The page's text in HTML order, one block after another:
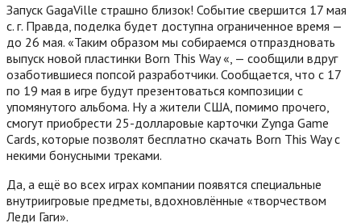
Запуск GagaVille страшно близок! Событие свершится 17 мая
с. г. Правда, поделка будет доступна ограниченное время —
до 26 мая. «Таким образом мы собираемся отпраздновать
выпуск новой пластинки Born This Way «, — сообщили вдруг
озаботившиеся попсой разработчики. Сообщается, что с 17
по 19 мая в игре будут презентоваться композиции с
упомянутого альбома. Ну а жители США, помимо прочего,
смогут приобрести 25-долларовые карточки Zynga Game
Cards, которые позволят бесплатно скачать Born This Way с
некими бонусными треками.
Да, а ещё во всех играх компании появятся специальные
внутриигровые предметы, вдохновлённые «творчеством
Леди Гаги».